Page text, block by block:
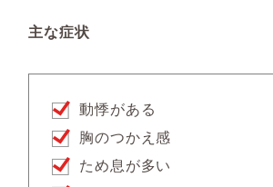
主な症状
動悸がある
胸のつかえ感
ため息が多い